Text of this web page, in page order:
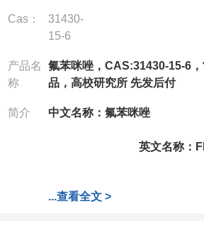
Cas：
31430-
15-6
产品名
称
氟苯咪唑，CAS:31430-15-6
品，高校研究所 先发后付
简介 中文名称：
英文名称：
CAS
31430-15-6
...查看全文 >